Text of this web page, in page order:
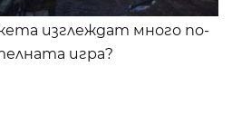
изглеждат много по-
игра?